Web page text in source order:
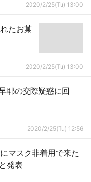
2020/2/25(Tu) 13:00
たお菓
2020/2/25(Tu) 13:00
耶の交際疑惑に回
2020/2/25(Tu) 12:56
マスク非着用で来た
発表